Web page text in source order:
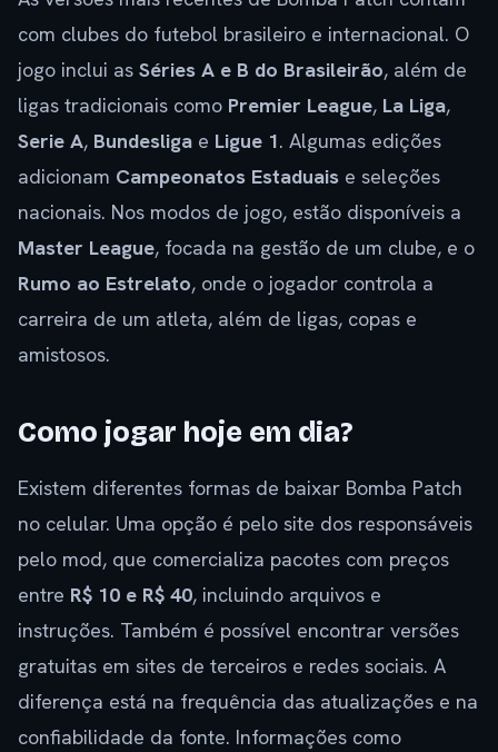
com clubes do futebol brasileiro e internacional. O
jogo inclui as Séries A e B do Brasileirão, além de
ligas tradicionais como Premier League, La Liga,
Serie A, Bundesliga e Ligue 1. Algumas edições
adicionam Campeonatos Estaduais e seleções
nacionais. Nos modos de jogo, estão disponíveis a
Master League, focada na gestão de um clube, e o
Rumo ao Estrelato, onde o jogador controla a
carreira de um atleta, além de ligas, copas e
amistosos.
Como jogar hoje em dia?
Existem diferentes formas de baixar Bomba Patch
no celular. Uma opção é pelo site dos responsáveis
pelo mod, que comercializa pacotes com preços
entre R$ 10 e R$ 40, incluindo arquivos e
instruções. Também é possível encontrar versões
gratuitas em sites de terceiros e redes sociais. A
diferença está na frequência das atualizações e na
confiabilidade da fonte. Informações como